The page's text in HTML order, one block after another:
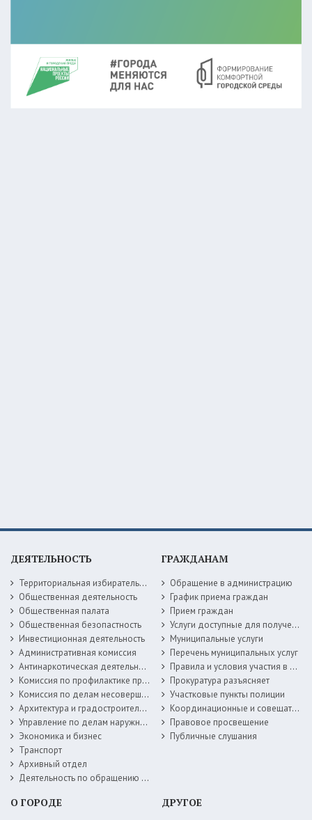
ДЕЯТЕЛЬНОСТЬ
Территориальная избирательная комиссия
Общественная деятельность
Общественная палата
Общественная безопастность
Инвестиционная деятельность
Административная комиссия
Антинаркотическая деятельность
Комиссия по профилактике правонарушений
Комиссия по делам несовершеннолетних
Архитектура и градостроительство
Управление по делам наружной рекламы
Экономика и бизнес
Транспорт
Архивный отдел
Деятельность по обращению с животными без владельцев
ГРАЖДАНАМ
Обращение в администрацию
График приема граждан
Прием граждан
Услуги доступные для получения в электронной форме
Муниципальные услуги
Перечень муниципальных услуг
Правила и условия участия в жилищных программах
Прокуратура разъясняет
Участковые пункты полиции
Координационные и совещательные органы
Правовое просвещение
Публичные слушания
О ГОРОДЕ ДРУГОЕ